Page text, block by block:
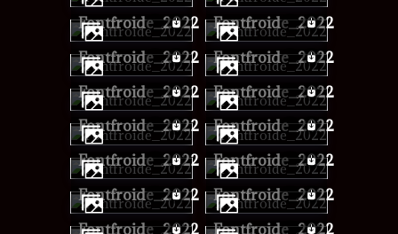
Fontfroide_2022
Fontfroide_2022
Fontfroide_2022
Fontfroide_2022
Fontfroide_2022
Fontfroide_2022
Fontfroide_2022
Fontfroide_2022
Fontfroide_2022
Fontfroide_2022
Fontfroide_2022
Fontfroide_2022
Fontfroide_2022
Fontfroide_2022